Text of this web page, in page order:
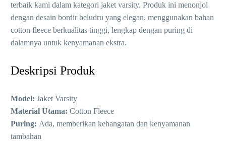
terbaik kami dalam kategori jaket varsity. Produk ini menonjol
dengan desain bordir beludru yang elegan, menggunakan bahan
cotton fleece berkualitas tinggi, lengkap dengan puring di
dalamnya untuk kenyamanan ekstra.
Deskripsi Produk
Model: Jaket Varsity
Material Utama: Cotton Fleece
Puring: Ada, memberikan kehangatan dan kenyamanan
tambahan